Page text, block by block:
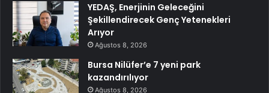
YEDAŞ, Enerjinin Geleceğini
Şekillendirecek Genç Yetenekleri
Arıyor
Ağustos 8, 2026
Bursa Nilüfer’e 7 yeni park
kazandırılıyor
Ağustos 8, 2026